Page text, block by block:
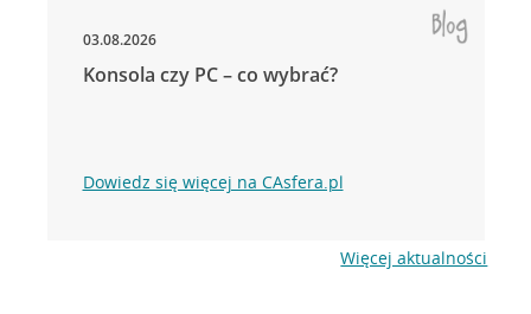
03.08.2026
Konsola czy PC – co wybrać?
Dowiedz się więcej na CAsfera.pl
Więcej aktualności